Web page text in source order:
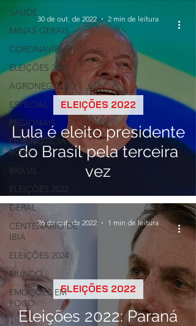
SAÚDE
MINAS GERAIS
CORONAVÍRUS
ELEIÇÕES 2020
AGRONEGÓCIO
ESPECIAL
REGIONAIS
QUE NOTÍCIA
BOA!
BRASIL
ELEIÇÕES 2022
GERAL
CENTENÁRIO DE
IBIÁ
ELEIÇÕES 2024
MUNDO
EMOÇÕES EM
FOCO
Lula é eleito presidente
do Brasil pela terceira
vez
ELEIÇÕES 2022
30 de out. de 2022 2 min de leitura
Eleições 2022: Paraná
ELEIÇÕES 2022
26 de out. de 2022 1 min de leitura